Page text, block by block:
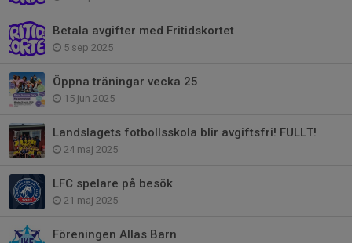
Betala avgifter med Fritidskortet
5 sep 2025
Öppna träningar vecka 25
15 jun 2025
Landslagets fotbollsskola blir avgiftsfri! FULLT!
24 maj 2025
LFC spelare på besök
21 maj 2025
Föreningen Allas Barn